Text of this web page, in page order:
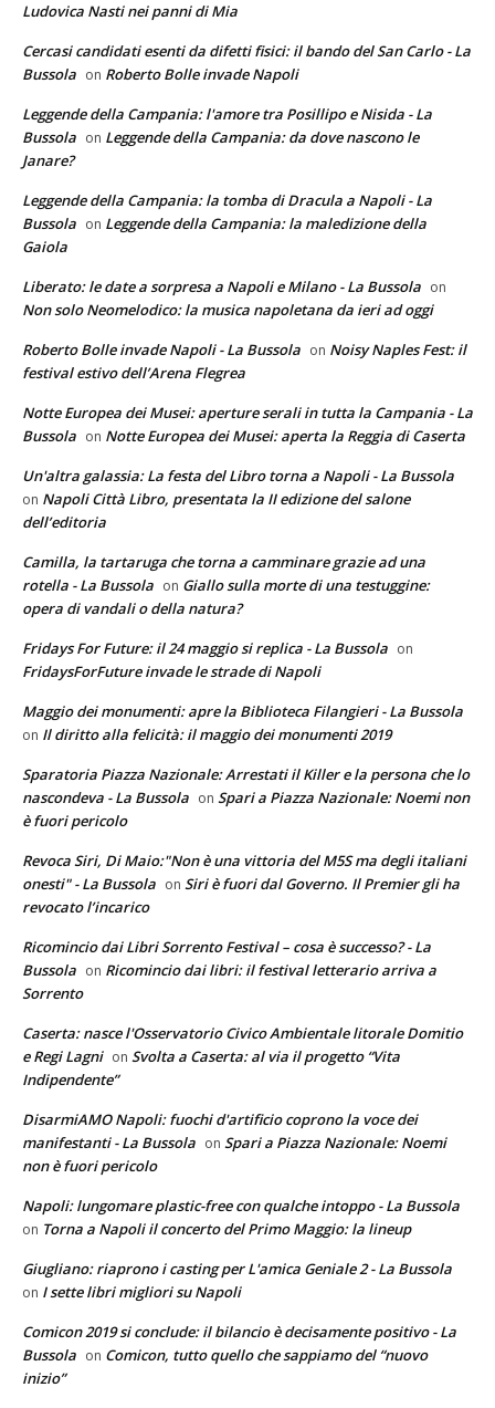
Ludovica Nasti nei panni di Mia
Cercasi candidati esenti da difetti fisici: il bando del San Carlo - La
Bussola on Roberto Bolle invade Napoli
Leggende della Campania: l'amore tra Posillipo e Nisida - La
Bussola on Leggende della Campania: da dove nascono le
Janare?
Leggende della Campania: la tomba di Dracula a Napoli - La
Bussola on Leggende della Campania: la maledizione della
Gaiola
Liberato: le date a sorpresa a Napoli e Milano - La Bussola on
Non solo Neomelodico: la musica napoletana da ieri ad oggi
Roberto Bolle invade Napoli - La Bussola on Noisy Naples Fest: il
festival estivo dell’Arena Flegrea
Notte Europea dei Musei: aperture serali in tutta la Campania - La
Bussola on Notte Europea dei Musei: aperta la Reggia di Caserta
Un'altra galassia: La festa del Libro torna a Napoli - La Bussola
on Napoli Città Libro, presentata la II edizione del salone
dell’editoria
Camilla, la tartaruga che torna a camminare grazie ad una
rotella - La Bussola on Giallo sulla morte di una testuggine:
opera di vandali o della natura?
Fridays For Future: il 24 maggio si replica - La Bussola on
FridaysForFuture invade le strade di Napoli
Maggio dei monumenti: apre la Biblioteca Filangieri - La Bussola
on Il diritto alla felicità: il maggio dei monumenti 2019
Sparatoria Piazza Nazionale: Arrestati il Killer e la persona che lo
nascondeva - La Bussola on Spari a Piazza Nazionale: Noemi non
è fuori pericolo
Revoca Siri, Di Maio:"Non è una vittoria del M5S ma degli italiani
onesti" - La Bussola on Siri è fuori dal Governo. Il Premier gli ha
revocato l’incarico
Ricomincio dai Libri Sorrento Festival – cosa è successo? - La
Bussola on Ricomincio dai libri: il festival letterario arriva a
Sorrento
Caserta: nasce l'Osservatorio Civico Ambientale litorale Domitio
e Regi Lagni on Svolta a Caserta: al via il progetto “Vita
Indipendente”
DisarmiAMO Napoli: fuochi d'artificio coprono la voce dei
manifestanti - La Bussola on Spari a Piazza Nazionale: Noemi
non è fuori pericolo
Napoli: lungomare plastic-free con qualche intoppo - La Bussola
on Torna a Napoli il concerto del Primo Maggio: la lineup
Giugliano: riaprono i casting per L'amica Geniale 2 - La Bussola
on I sette libri migliori su Napoli
Comicon 2019 si conclude: il bilancio è decisamente positivo - La
Bussola on Comicon, tutto quello che sappiamo del “nuovo
inizio”